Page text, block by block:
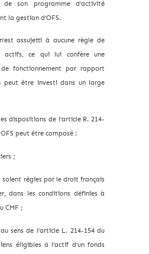
de son programme d’activité
la gestion d’OFS.
assujetti à aucune règle de
actifs, ce qui lui confère une
de fonctionnement par rapport
être investi dans un large
dispositions de l’article R. 214-
OFS peut être composé :
;
soient régies par le droit français
dans les conditions définies à
CMF ;
sens de l’article L. 214-154 du
éligibles à l’actif d’un fonds